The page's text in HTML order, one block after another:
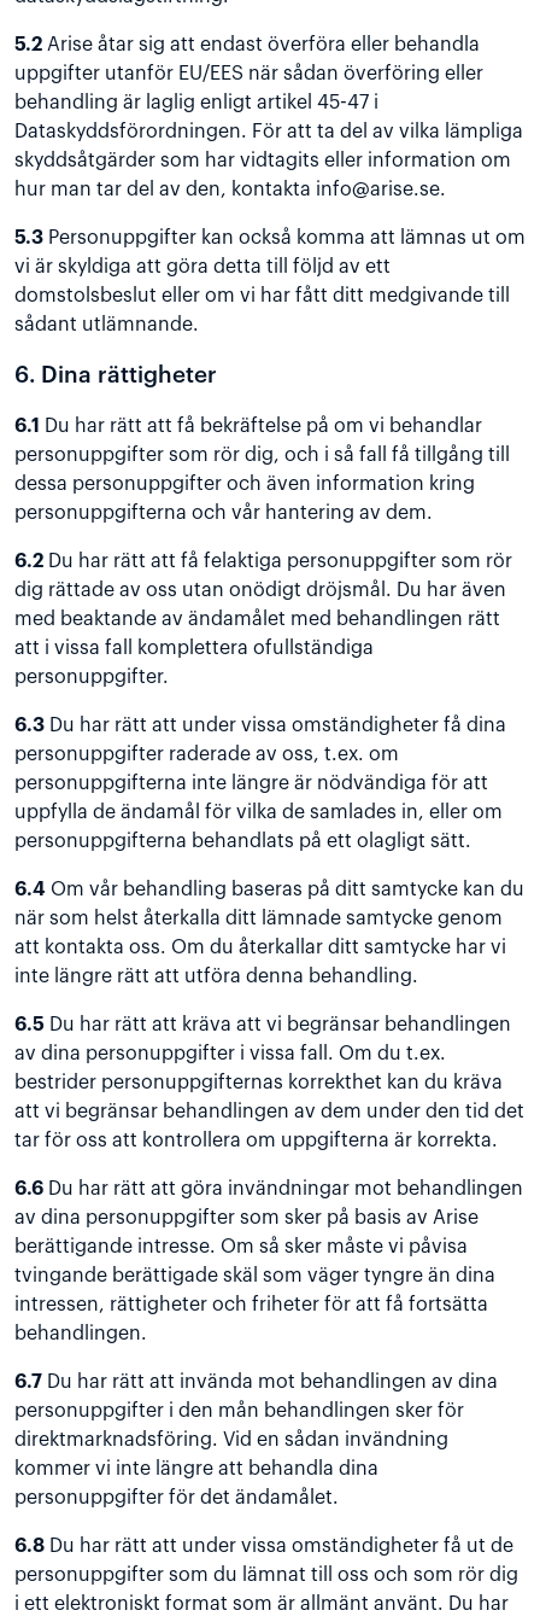
5.2 Arise åtar sig att endast överföra eller behandla
uppgifter utanför EU/EES när sådan överföring eller
behandling är laglig enligt artikel 45-47 i
Dataskyddsförordningen. För att ta del av vilka lämpliga
skyddsåtgärder som har vidtagits eller information om
hur man tar del av den, kontakta info@arise.se.
5.3 Personuppgifter kan också komma att lämnas ut om
vi är skyldiga att göra detta till följd av ett
domstolsbeslut eller om vi har fått ditt medgivande till
sådant utlämnande.
6. Dina rättigheter
6.1
Du har rätt att få bekräftelse på om vi behandlar
personuppgifter som rör dig, och i så fall få tillgång till
dessa personuppgifter och även information kring
personuppgifterna och vår hantering av dem.
6.2 Du har rätt att få felaktiga personuppgifter som rör
dig rättade av oss utan onödigt dröjsmål. Du har även
med beaktande av ändamålet med behandlingen rätt
att i vissa fall komplettera ofullständiga
personuppgifter.
6.3 Du har rätt att under vissa omständigheter få dina
personuppgifter raderade av oss, t.ex. om
personuppgifterna inte längre är nödvändiga för att
uppfylla de ändamål för vilka de samlades in, eller om
personuppgifterna behandlats på ett olagligt sätt.
6.4 Om vår behandling baseras på ditt samtycke kan du
när som helst återkalla ditt lämnade samtycke genom
att kontakta oss. Om du återkallar ditt samtycke har vi
inte längre rätt att utföra denna behandling.
6.5 Du har rätt att kräva att vi begränsar behandlingen
av dina personuppgifter i vissa fall. Om du t.ex.
bestrider personuppgifternas korrekthet kan du kräva
att vi begränsar behandlingen av dem under den tid det
tar för oss att kontrollera om uppgifterna är korrekta.
6.6 Du har rätt att göra invändningar mot behandlingen
av dina personuppgifter som sker på basis av Arise
berättigande intresse. Om så sker måste vi påvisa
tvingande berättigade skäl som väger tyngre än dina
intressen, rättigheter och friheter för att få fortsätta
behandlingen.
6.7 Du har rätt att invända mot behandlingen av dina
personuppgifter i den mån behandlingen sker för
direktmarknadsföring. Vid en sådan invändning
kommer vi inte längre att behandla dina
personuppgifter för det ändamålet.
6.8 Du har rätt att under vissa omständigheter få ut de
personuppgifter som du lämnat till oss och som rör dig
i ett elektroniskt format som är allmänt använt. Du har